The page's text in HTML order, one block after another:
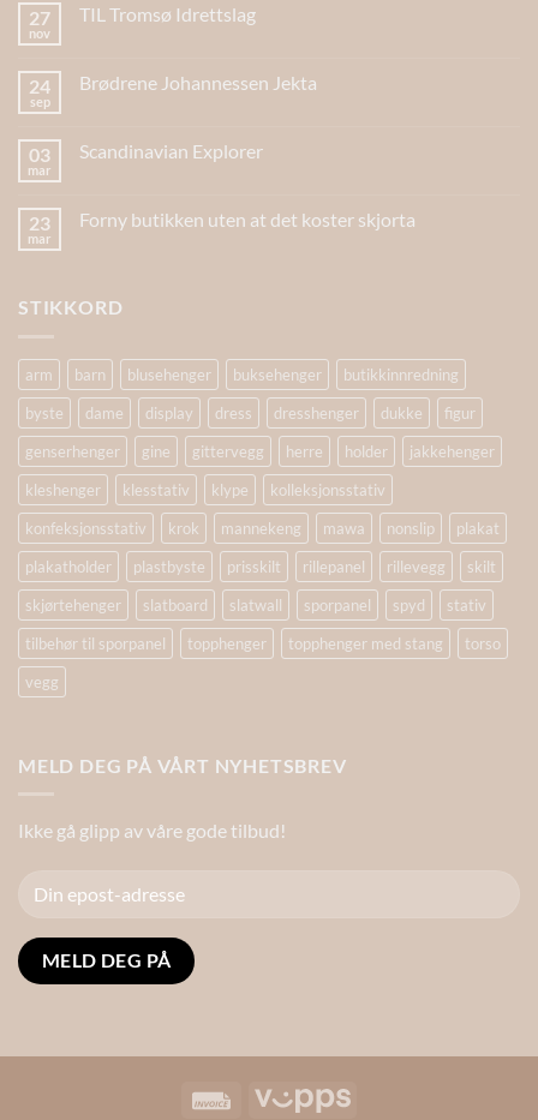
27
nov
TIL Tromsø Idrettslag
24
sep
Brødrene Johannessen Jekta
03
mar
Scandinavian Explorer
23
mar
Forny butikken uten at det koster skjorta
STIKKORD
arm barn blusehenger buksehenger
butikkinnredning
byste
dame display dress dresshenger dukke
figur
genserhenger
gine gittervegg herre holder
jakkehenger
kleshenger
klesstativ klype
kolleksjonsstativ
konfeksjonsstativ
krok mannekeng mawa nonslip
plakat
plakatholder
plastbyste prisskilt rillepanel rillevegg
skilt
skjørtehenger
slatboard slatwall sporpanel spyd
stativ
tilbehør til sporpanel
topphenger topphenger med stang
torso
vegg
MELD DEG PÅ VÅRT NYHETSBREV
Ikke gå glipp av våre gode tilbud!
Invoice Vipps